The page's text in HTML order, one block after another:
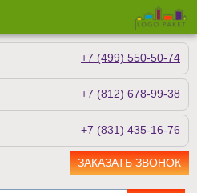
+7 (499) 550-50-74
+7 (812) 678-99-38
+7 (831) 435-16-76
ЗАКАЗАТЬ ЗВОНОК